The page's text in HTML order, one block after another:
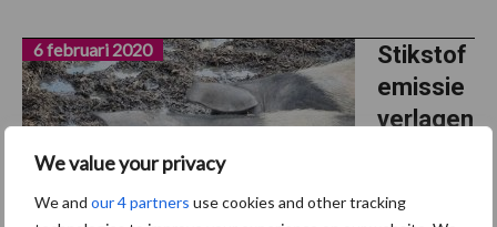
We value your privacy
We and our 4 partners use cookies and other tracking
Stikstof
emissie
verlagen
we
6 februari 2020